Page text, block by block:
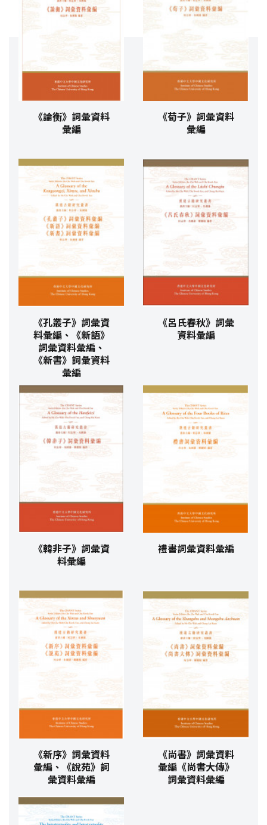
《論衡》詞彙資料
彙編
《荀子》詞彙資料
彙編
《孔叢子》詞彙資
料彙編、《新語》
詞彙資料彙編、
《新書》詞彙資料
彙編
《呂氏春秋》詞彙
資料彙編
《韓非子》詞彙資
料彙編
禮書詞彙資料彙編
《新序》詞彙資料
彙編、《說苑》詞
彙資料彙編
《尚書》詞彙資料
彙編《尚書大傳》
詞彙資料彙編